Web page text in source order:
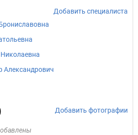
Добавить специалиста
Александрович
Добавить фотографии